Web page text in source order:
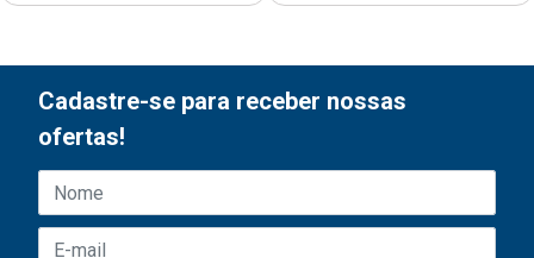
Cadastre-se para receber nossas
ofertas!